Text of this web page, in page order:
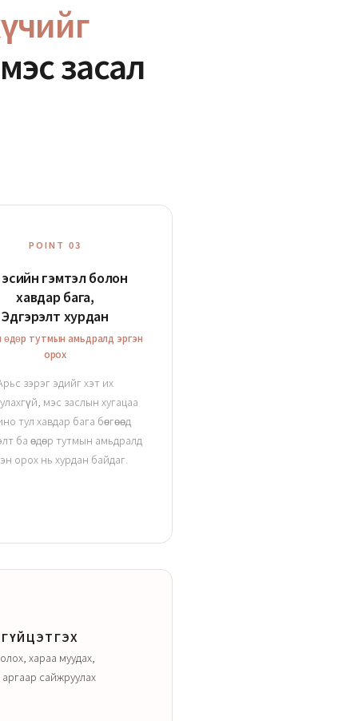
засал
POINT 03
гэмтэл болон
хавдар бага,
Эдгэрэлт хурдан
өдөр тутмын амьдралд эргэн
орох
зэрэг эдийг хэт их
мэс заслын хугацаа
тул хавдар бага бөгөөд
ба өдөр тутмын амьдралд
орох нь хурдан байдаг.
хараа муудах,
сайжруулах